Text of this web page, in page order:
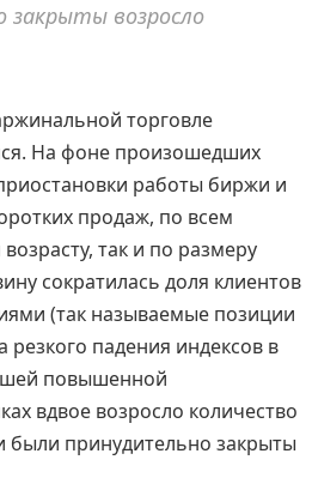
закрыты возросло
торговле
На фоне произошедших
работы биржи и
продаж, по всем
так и по размеру
сократилась доля клиентов
(так называемые позиции
резкого падения индексов в
повышенной
вдвое возросло количество
были принудительно закрыты